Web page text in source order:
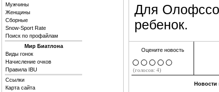
Мужчины
Женщины
Сборные
Snow-Sport Rate
Поиск по профайлам
Мир Биатлона
Виды гонок
Начисление очков
Правила IBU
Ссылки
Карта сайта
Для
ребенок.
Оцените новость
(голосов: 4)
Новости